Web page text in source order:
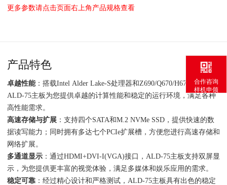
更多参数请点击页面右上角产品规格查看
产品特色
卓越性能：搭载Intel Alder Lake-S处理器和Z690/Q670/H670芯片组，
ALD-75主板为您提供卓越的计算性能和稳定的运行环境，满足各种
高性能需求。
高速存储与扩展 ：支持四个SATA和M.2 NVMe SSD，提供快速的数
据读写能力；同时拥有多达七个PCIe扩展槽，方便您进行高速存储和
网络扩展。
多通道显示 ：通过HDMI+DVI-I(VGA)接口，ALD-75主板支持双屏显
示，为您提供更丰富的视觉体验，满足多媒体和娱乐应用的需求。
稳定可靠 ：经过精心设计和严格测试，ALD-75主板具有出色的稳定
合作咨询
样机申领